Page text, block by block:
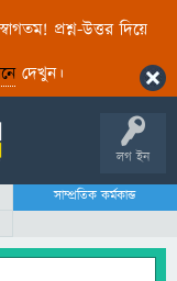
প্রশ্ন-উত্তর দিয়ে
দেখুন।
লগ ইন
সাম্প্রতিক কর্মকান্ড